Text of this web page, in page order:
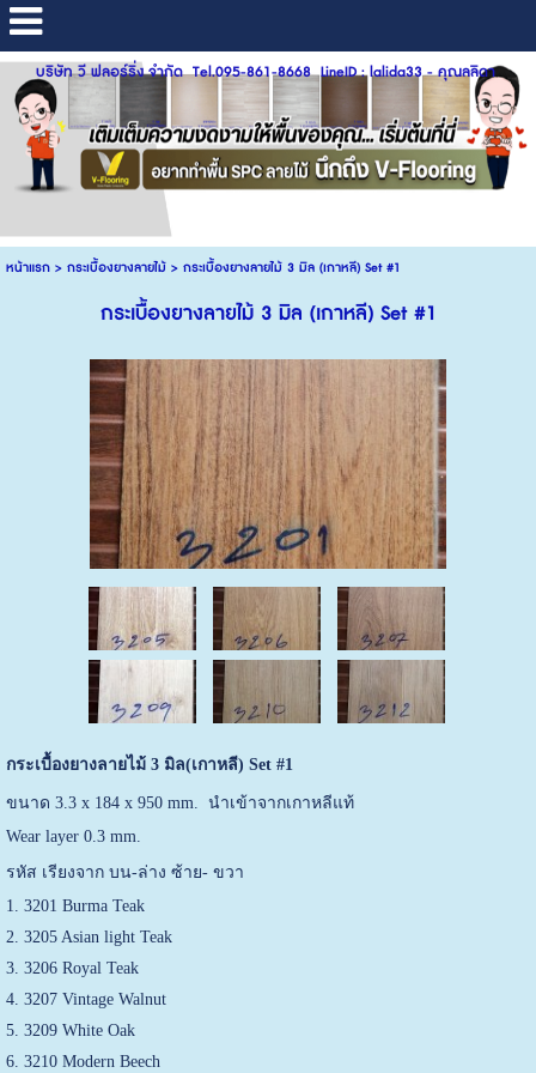
บริษัท วี ฟลอร์ริ่ง จำกัด Tel.095-861-8668 LineID : lalida33 - คุณลลิดา
หน้าแรก> กระเบื้องยางลายไม้> กระเบื้องยางลายไม้ 3 มิล (เกาหลี) Set #1
กระเบื้องยางลายไม้ 3 มิล (เกาหลี) Set #1
กระเบื้องยางลายไม้ 3 มิล(เกาหลี) Set #1
ขนาด 3.3 x 184 x 950 mm. นำเข้าจากเกาหลีแท้
Wear layer 0.3 mm.
รหัส เรียงจาก บน-ล่าง ซ้าย- ขวา
1. 3201 Burma Teak
2. 3205 Asian light Teak
3. 3206 Royal Teak
4. 3207 Vintage Walnut
5. 3209 White Oak
6. 3210 Modern Beech